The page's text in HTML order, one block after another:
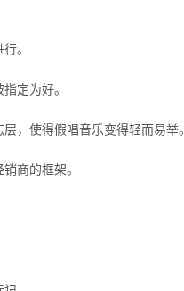
。
定为好。
，使得假唱音乐变得轻而易举。
商的框架。